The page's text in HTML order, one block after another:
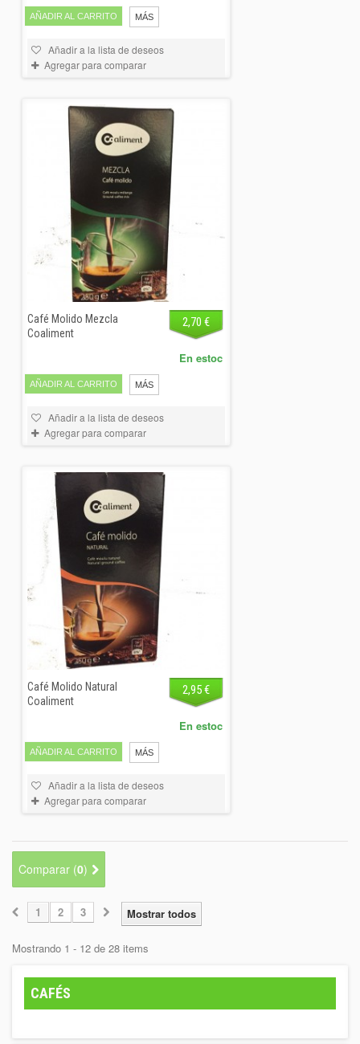
AÑADIR AL CARRITO MÁS
Añadir a la lista de deseos
Agregar para comparar
Café Molido Mezcla
Coaliment
2,70 €
AÑADIR AL CARRITO MÁS
En estoc
Añadir a la lista de deseos
Agregar para comparar
Café Molido Natural
Coaliment
2,95 €
AÑADIR AL CARRITO MÁS
En estoc
Añadir a la lista de deseos
Agregar para comparar
Comparar (0)
Mostrar todos
1 2 3
Mostrando 1 - 12 de 28 items
CAFÉS